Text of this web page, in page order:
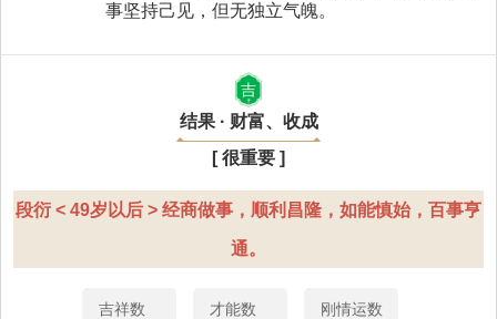
事坚持己见，但无独立气魄。
吉
结果 · 财富、收成
[ 很重要 ]
段衍 < 49岁以后 > 经商做事，顺利昌隆，如能慎始，百事亨
通。
吉祥数 才能数 刚情运数